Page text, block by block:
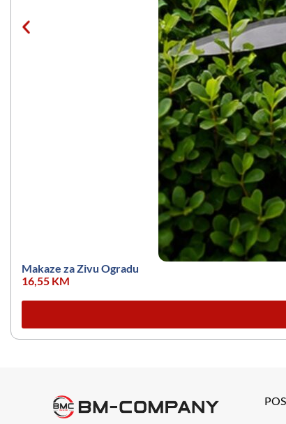
Makaze za Zivu Ogradu
16,55 KM